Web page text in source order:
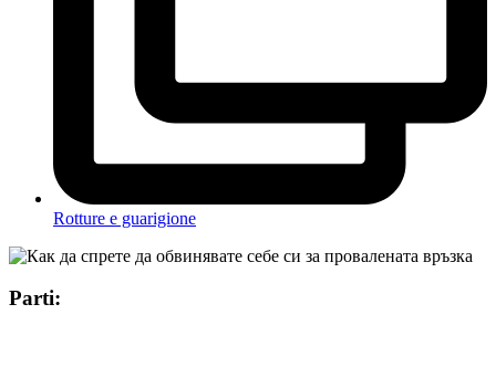
Rotture e guarigione
Parti: